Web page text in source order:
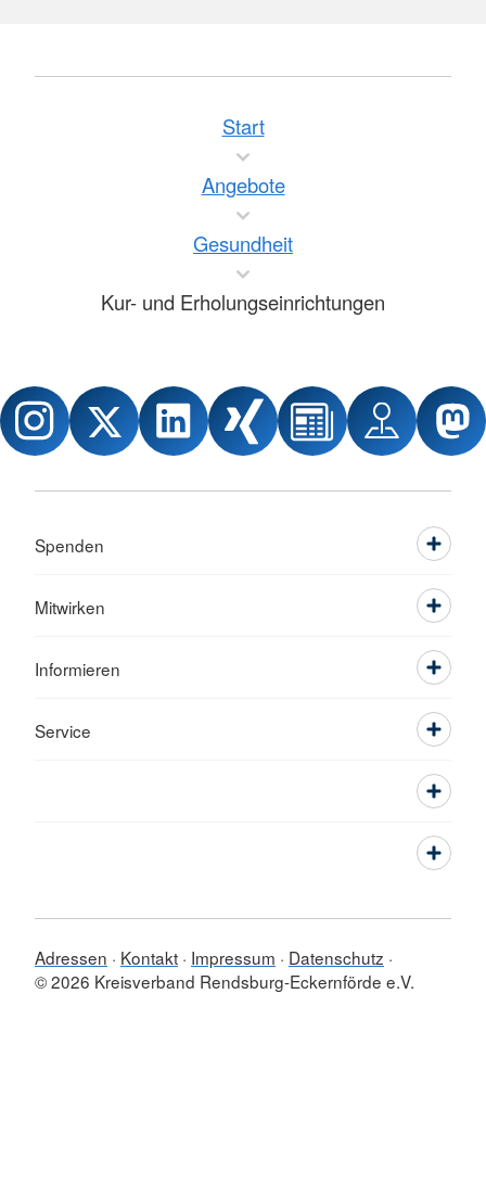
Start
Angebote
Gesundheit
Kur- und Erholungseinrichtungen
Spenden
Mitwirken
Informieren
Service
Adressen Kontakt Impressum
Datenschutz
© 2026 Kreisverband Rendsburg-Eckernförde e.V.